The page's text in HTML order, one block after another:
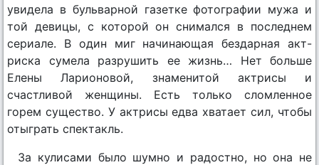
увидела в бульварной газетке фотографии мужа и
той девицы, с которой он снимался в последнем
сериале. В один миг начинающая бездарная акт-
риска сумела разрушить ее жизнь… Нет больше
Елены Ларионовой, знаменитой актрисы и
счастливой женщины. Есть только сломленное
горем существо. У актрисы едва хватает сил, чтобы
отыграть спектакль.
За кулисами было шумно и радостно, но она не